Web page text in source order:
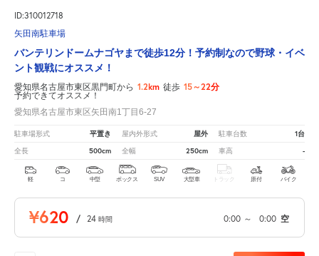
ID:310012718
矢田南駐車場
バンテリンドームナゴヤまで徒歩12分！予約制なので野球・イベ
ント観戦にオススメ！
愛知県名古屋市東区黒門町から 1.2km 徒歩 15～22分
予約できてオススメ！
愛知県名古屋市東区矢田南1丁目6-27
駐車場形式 平置き 屋内外形式 屋外 駐車台数 1台
全長 500cm 全幅 250cm 車高 -
軽 コ 中型 ボックス SUV 大型車 トラック 原付 バイク
¥620 / 24 時間 0:00 ～ 0:00 空